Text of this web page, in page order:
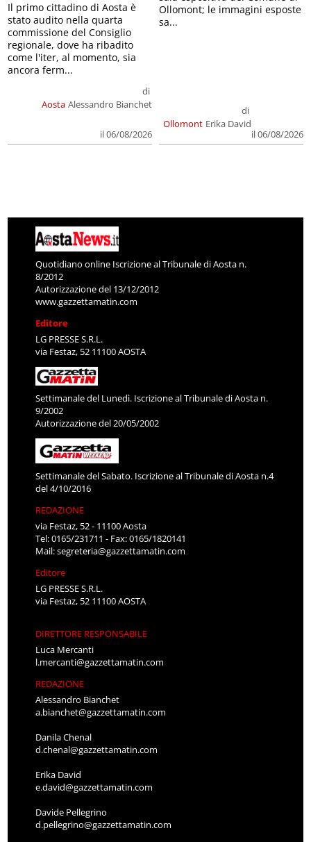
Aosta
di
Alessandro Bianchet
il 06/08/2026
Il primo cittadino di Aosta è
stato audito nella quarta
commissione del Consiglio
regionale, dove ha ribadito
come l'iter, al momento, sia
ancora ferm...
Ollomont
di
Erika David
il 06/08/2026
Ollomont; le immagini esposte
sa...
Quotidiano online Iscrizione al Tribunale di Aosta n.
8/2012
Autorizzazione del 13/12/2012
www.gazzettamatin.com
Editore
LG PRESSE S.R.L.
via Festaz, 52 11100 AOSTA
Settimanale del Lunedì. Iscrizione al Tribunale di Aosta n.
9/2002
Autorizzazione del 20/05/2002
Settimanale del Sabato. Iscrizione al Tribunale di Aosta n.4
del 4/10/2016
REDAZIONE
via Festaz, 52 - 11100 Aosta
Tel: 0165/231711 - Fax: 0165/1820141
Mail:segreteria@gazzettamatin.com
Editore
LG PRESSE S.R.L.
via Festaz, 52 11100 AOSTA
DIRETTORE RESPONSABILE
Luca Mercanti
l.mercanti@gazzettamatin.com
REDAZIONE
Alessandro Bianchet
a.bianchet@gazzettamatin.com
Danila Chenal
d.chenal@gazzettamatin.com
Erika David
e.david@gazzettamatin.com
Davide Pellegrino
d.pellegrino@gazzettamatin.com